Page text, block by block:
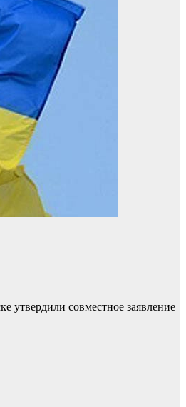
утвердили совместное заявление